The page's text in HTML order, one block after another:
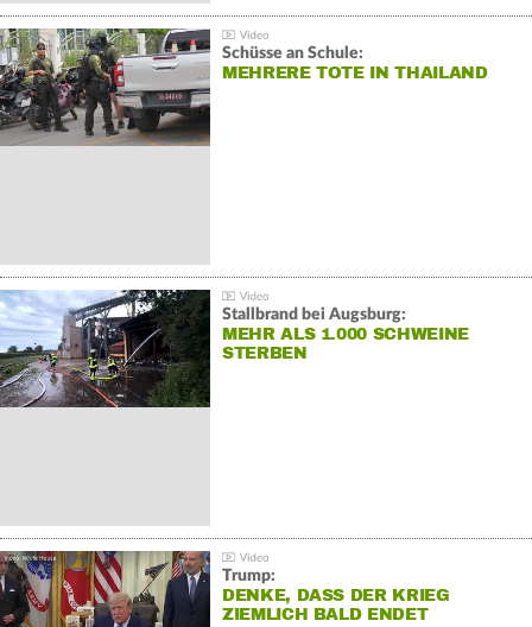
Schüsse an Schule:
MEHRERE TOTE IN THAILAND
Stallbrand bei Augsburg:
MEHR ALS 1.000 SCHWEINE
STERBEN
Trump:
DENKE, DASS DER KRIEG
ZIEMLICH BALD ENDET